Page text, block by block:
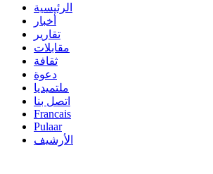
الرئيسية
أخبار
تقارير
مقابلات
ثقافة
دعوة
ملتميديا
اتصل بنا
Francais
Pulaar
الأرشيف